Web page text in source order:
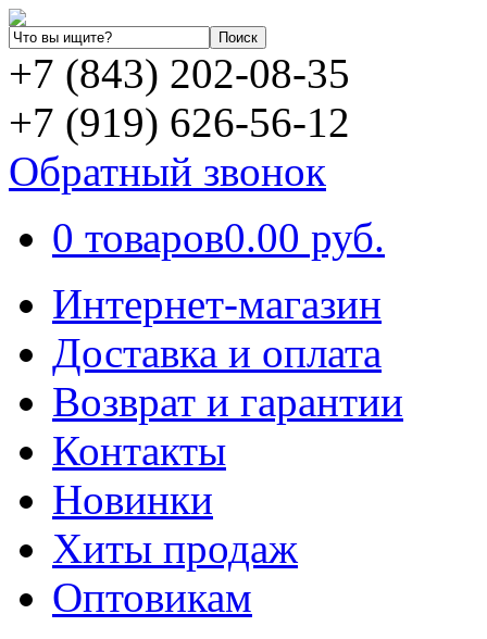
+7 (843) 202-08-35
+7 (919) 626-56-12
Обратный звонок
0 товаров0.00 руб.
Интернет-магазин
Доставка и оплата
Возврат и гарантии
Контакты
Новинки
Хиты продаж
Оптовикам